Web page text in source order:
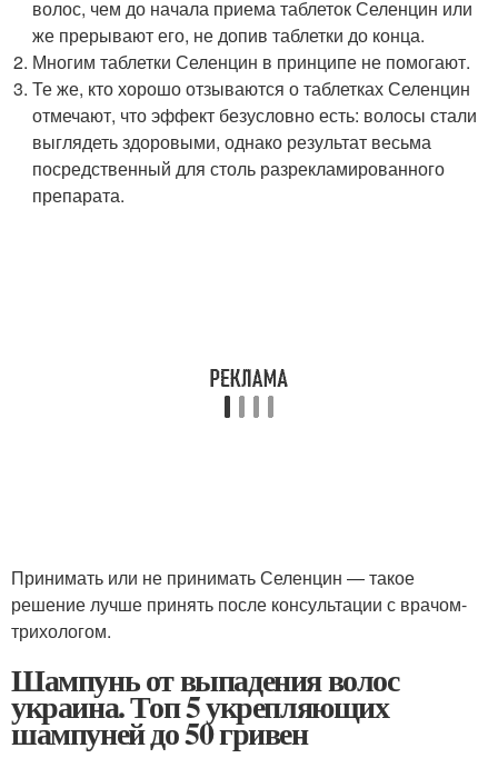
волос, чем до начала приема таблеток Селенцин или
же прерывают его, не допив таблетки до конца.
Многим таблетки Селенцин в принципе не помогают.
Те же, кто хорошо отзываются о таблетках Селенцин
отмечают, что эффект безусловно есть: волосы стали
выглядеть здоровыми, однако результат весьма
посредственный для столь разрекламированного
препарата.
Принимать или не принимать Селенцин — такое
решение лучше принять после консультации с врачом-
трихологом.
Шампунь от выпадения волос
украина. Топ 5 укрепляющих
шампуней до 50 гривен